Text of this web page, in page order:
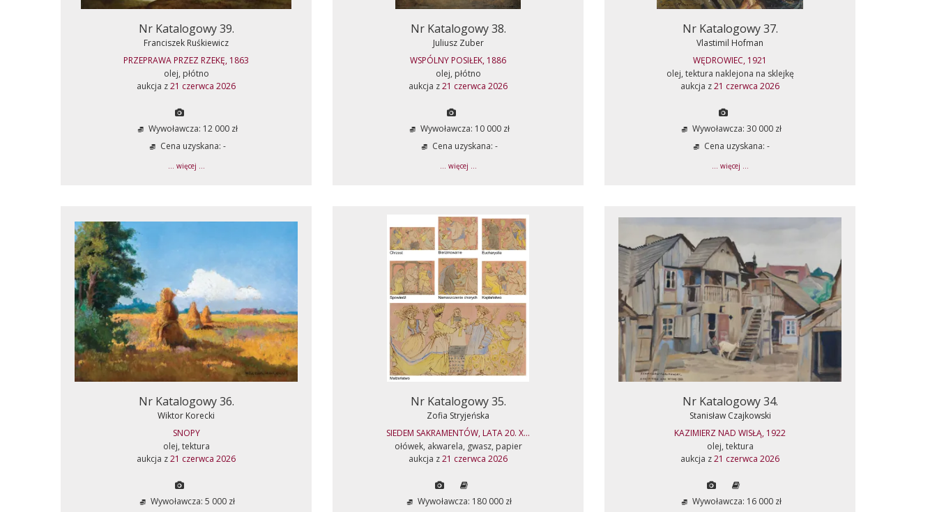
Nr Katalogowy 39.
Franciszek Ruśkiewicz
PRZEPRAWA PRZEZ RZEKĘ, 1863
olej, płótno
aukcja z21 czerwca 2026
Wywoławcza: 12 000 zł
Cena uzyskana: -
... więcej ...
Nr Katalogowy 38.
Juliusz Zuber
WSPÓLNY POSIŁEK, 1886
olej, płótno
aukcja z21 czerwca 2026
Wywoławcza: 10 000 zł
Cena uzyskana: -
... więcej ...
Nr Katalogowy 37.
Vlastimil Hofman
WĘDROWIEC, 1921
olej, tektura naklejona na sklejkę
aukcja z21 czerwca 2026
Wywoławcza: 30 000 zł
Cena uzyskana: -
... więcej ...
Nr Katalogowy 36.
Wiktor Korecki
SNOPY
olej, tektura
aukcja z21 czerwca 2026
Wywoławcza: 5 000 zł
Nr Katalogowy 35.
Zofia Stryjeńska
SIEDEM SAKRAMENTÓW, LATA 20. X...
ołówek, akwarela, gwasz, papier
aukcja z21 czerwca 2026
Wywoławcza: 180 000 zł
Nr Katalogowy 34.
Stanisław Czajkowski
KAZIMIERZ NAD WISŁĄ, 1922
olej, tektura
aukcja z21 czerwca 2026
Wywoławcza: 16 000 zł